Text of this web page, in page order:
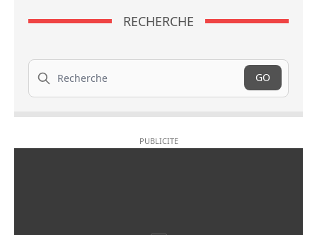
RECHERCHE
Recherche
GO